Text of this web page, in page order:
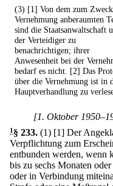
(3) [1] Von dem zum
Vernehmung anberaumten
sind die Staatsanwaltschaft
der Verteidiger zu
benachrichtigen; ihrer
Anwesenheit bei der
bedarf es nicht. [2] Das
über die Vernehmung ist in
Hauptverhandlung zu
[1. Oktober
1§ 233. (1) [1] Der
Verpflichtung zum
entbunden werden, wenn
bis zu sechs Monaten
oder in Verbindung